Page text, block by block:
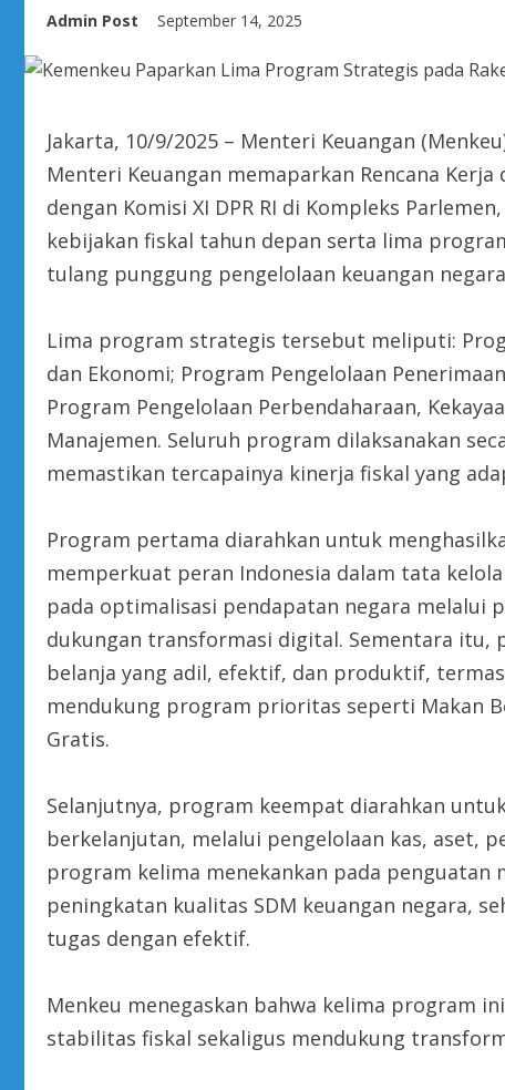
Admin Post September 14, 2025
Jakarta, 10/9/2025 – Menteri Keuangan
Menteri Keuangan memaparkan Rencana Kerja
dengan Komisi XI DPR RI di Kompleks
kebijakan fiskal tahun depan serta lima
tulang punggung pengelolaan keuangan
Lima program strategis tersebut meliputi:
dan Ekonomi; Program Pengelolaan
Program Pengelolaan Perbendaharaan,
Manajemen. Seluruh program dilaksanakan
memastikan tercapainya kinerja fiskal yang
Program pertama diarahkan untuk
memperkuat peran Indonesia dalam tata
pada optimalisasi pendapatan negara melalui
dukungan transformasi digital. Sementara
belanja yang adil, efektif, dan produktif,
mendukung program prioritas seperti Makan
Gratis.
Selanjutnya, program keempat diarahkan
berkelanjutan, melalui pengelolaan kas, aset,
program kelima menekankan pada
peningkatan kualitas SDM keuangan negara,
tugas dengan efektif.
Menkeu menegaskan bahwa kelima program
stabilitas fiskal sekaligus mendukung